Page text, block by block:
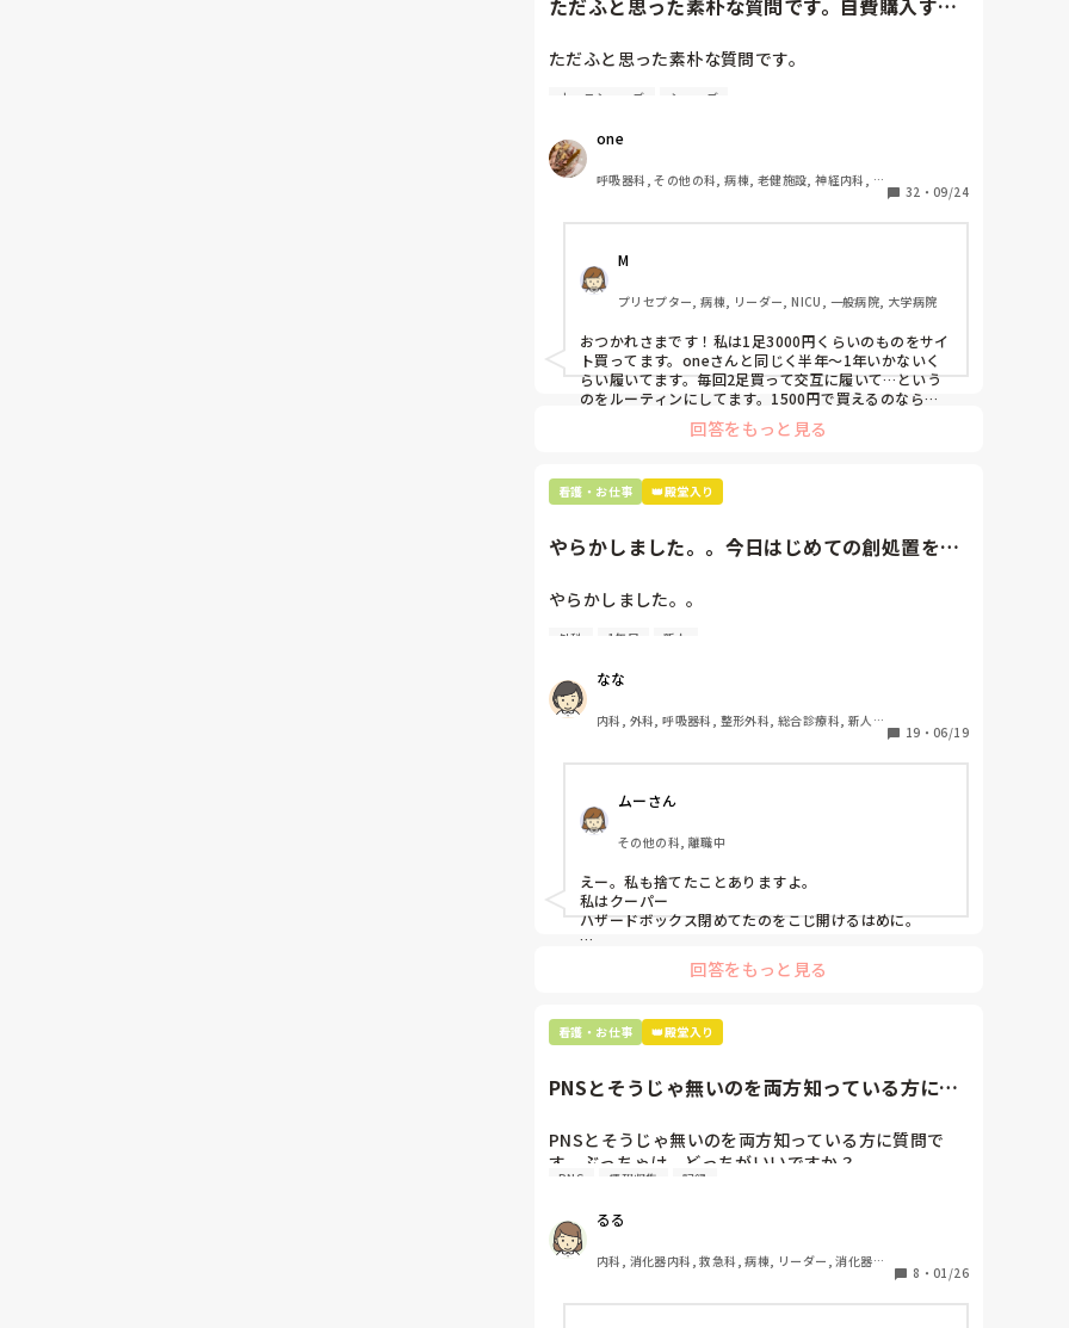
ただふと思った素朴な質問です。
自費購入するナースシューズ(職場で使用してる靴)っ
ますか？
わたしの職場の指定は「白のスニーカー」。
すぐに汚くなるので1,500円は絶対に超えたくない思
た時に買って半年〜1年未満で交換しています。
職場の人が「ナースシューズに3000円以上は出せな
い」って言ってて、わたしの倍額は出せるのか！とび
っくりしたので、世の皆さんはどうなのかなと…🤔
ナースシューズ シューズ
one
呼吸器科, その他の科, 病棟, 老健施設, 神経内科, 一
32 ・ 09/24
M
プリセプター, 病棟, リーダー, NICU, 一般病院, 大学病院
おつかれさまです！私は1足3000円くらいのものをサイ
ト買ってます。oneさんと同じく半年〜1年いかないく
らい履いてます。毎回2足買って交互に履いて…という
のをルーティンにしてます。1500円で買えるのなら私
も絶対そっちにしてると思うので良い買い物されてて羨
ましいです！(笑)回答をもっと見る
看護・お仕事 👑殿堂入り
やらかしました。。今日はじめての創処置をし
やらかしました。。
今日はじめての創処置をしました。
ゴミと一緒に、ノリで鑷子達を捨てました。。
患者に使用した物品は使い捨て、という認識が頭の中
にあって…。
「普通鑷子捨てる！？明らかに使い捨てて良いような
安物じゃないよね？」
「そんなミスした新人、あなたが初めてだよ」
と言われました。。
たしかに、よくよく考えてみれば
手術室で使った物品も全部滅菌して使いまわすし、
滅菌の種類とかも学校で習ったはずなのに
なんで頭回らなかったんだろう😭
市長さんは、
患者さんに迷惑かけたわけじゃないから大丈夫、
と慰めてくれましたが、、
自分が情けなくて情けなくて😭
こんなバカな私をせめて笑い飛ばしてください笑
外科 1年目 新人
なな
内科, 外科, 呼吸器科, 整形外科, 総合診療科, 新人ナ
19 ・ 06/19
ムーさん
その他の科, 離職中
えー。私も捨てたことありますよ。
私はクーパー
ハザードボックス閉めてたのをこじ開けるはめに。
これは私じゃないけど、患者さんのガラケーを洗濯もの
と一緒に出しちゃったり。(これは問題か💦)
回答をもっと見る
看護・お仕事 👑殿堂入り
PNSとそうじゃ無いのを両方知っている方に質
PNSとそうじゃ無いのを両方知っている方に質問で
す。ぶっちゃけ、どっちがいいですか？
その後、PNSを廃止しました。
私は、そのPNSを廃止した病棟からまだPNSをやって
いる病棟に9月に異動してきました。
ぶっちゃけ、新人のレベルにかなりの差が出ているな
PNS 情報収集 記録
るる
内科, 消化器内科, 救急科, 病棟, リーダー, 消化器外
8 ・ 01/26